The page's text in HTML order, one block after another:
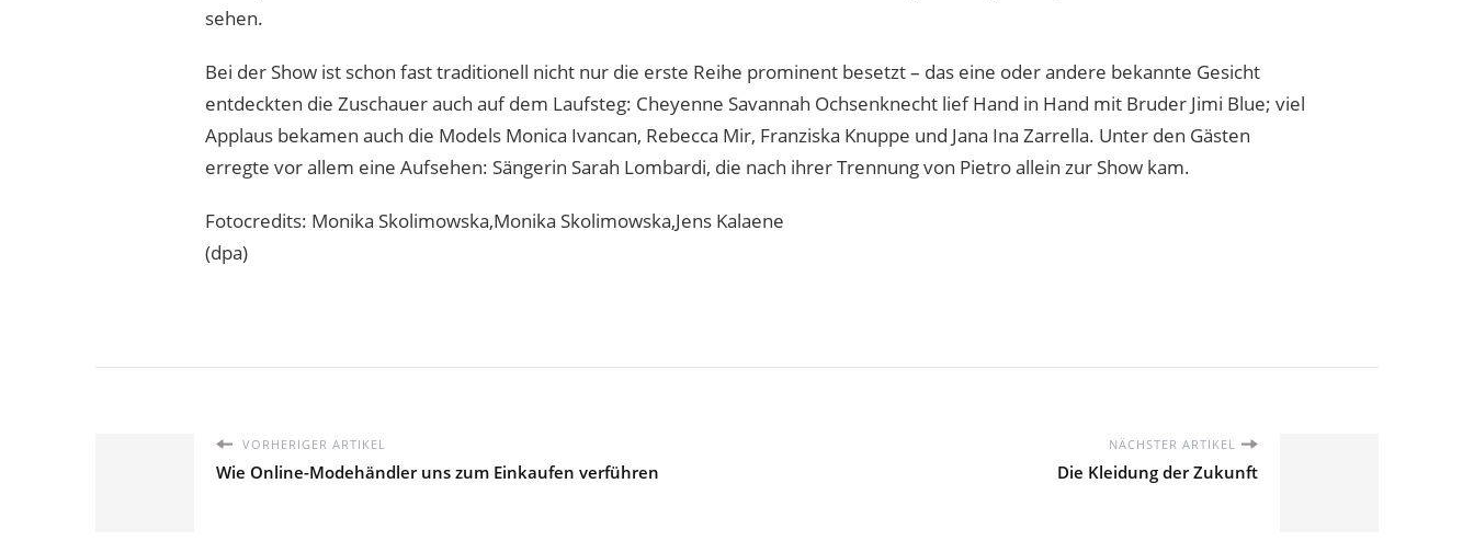
sehen.
Bei der Show ist schon fast traditionell nicht nur die erste Reihe prominent besetzt – das eine oder andere bekannte Gesicht
entdeckten die Zuschauer auch auf dem Laufsteg: Cheyenne Savannah Ochsenknecht lief Hand in Hand mit Bruder Jimi Blue; viel
Applaus bekamen auch die Models Monica Ivancan, Rebecca Mir, Franziska Knuppe und Jana Ina Zarrella. Unter den Gästen
erregte vor allem eine Aufsehen: Sängerin Sarah Lombardi, die nach ihrer Trennung von Pietro allein zur Show kam.
Fotocredits: Monika Skolimowska,Monika Skolimowska,Jens Kalaene
(dpa)
VORHERIGER ARTIKEL
Wie Online-Modehändler uns zum Einkaufen verführen
NÄCHSTER ARTIKEL
Die Kleidung der Zukunft